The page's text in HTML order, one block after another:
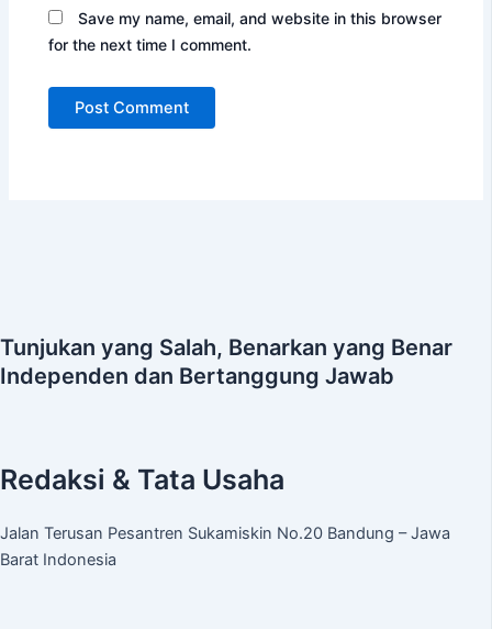
Save my name, email, and website in this browser
for the next time I comment.
Tunjukan yang Salah, Benarkan yang Benar
Independen dan Bertanggung Jawab
Redaksi & Tata Usaha
Jalan Terusan Pesantren Sukamiskin No.20 Bandung – Jawa
Barat Indonesia